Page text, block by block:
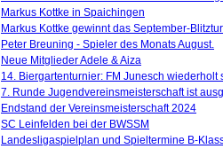
Markus Kottke in Spaichingen
Markus Kottke gewinnt das September-
Peter Breuning - Spieler des Monats August.
Neue Mitglieder Adele & Aiza
14. Biergartenturnier: FM Junesch wiederholt
7. Runde Jugendvereinsmeisterschaft ist
Endstand der Vereinsmeisterschaft 2024
SC Leinfelden bei der BWSSM
Landesligaspielplan und Spieltermine B-